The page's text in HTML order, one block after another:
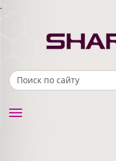
.
Search form
Toggle